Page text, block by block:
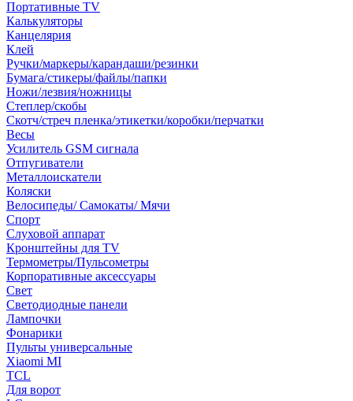
Портативные TV
Калькуляторы
Канцелярия
Клей
Ручки/маркеры/карандаши/резинки
Бумага/стикеры/файлы/папки
Ножи/лезвия/ножницы
Степлер/скобы
Скотч/стреч пленка/этикетки/коробки/перчатки
Весы
Усилитель GSM сигнала
Отпугиватели
Металлоискатели
Коляски
Велосипеды/ Самокаты/ Мячи
Спорт
Слуховой аппарат
Кронштейны для TV
Термометры/Пульсометры
Корпоративные аксессуары
Свет
Светодиодные панели
Лампочки
Фонарики
Пульты универсальные
Xiaomi MI
TCL
Для ворот